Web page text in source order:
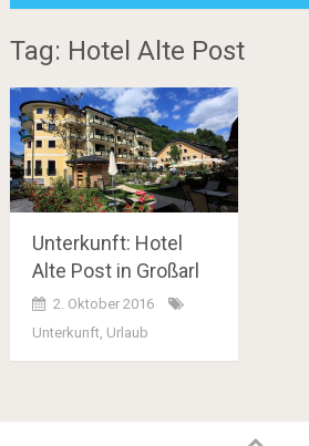
Tag: Hotel Alte Post
Unterkunft: Hotel
Alte Post in Großarl
2. Oktober 2016
Unterkunft, Urlaub